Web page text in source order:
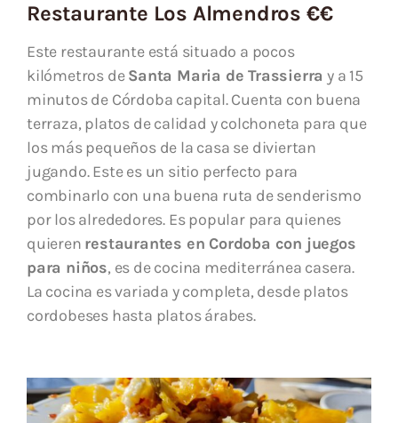
Restaurante Los Almendros €€
Este restaurante está situado a pocos
kilómetros deSanta Maria de Trassierra y a 15
minutos de Córdoba capital. Cuenta con buena
terraza, platos de calidad y colchoneta para que
los más pequeños de la casa se diviertan
jugando. Este es un sitio perfecto para
combinarlo con una buena ruta de senderismo
por los alrededores. Es popular para quienes
quieren restaurantes en Cordoba con juegos
para niños, es de cocina mediterránea casera.
La cocina es variada y completa, desde platos
cordobeses hasta platos árabes.